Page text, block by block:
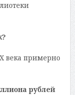
века примерно
рублей